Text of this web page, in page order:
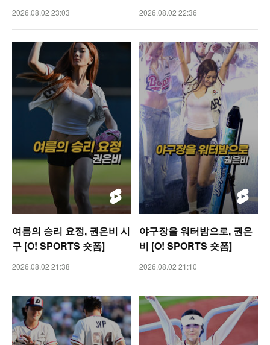
2026.08.02 23:03 2026.08.02 22:36
여름의 승리 요정, 권은비 시
구 [O! SPORTS 숏폼]
2026.08.02 21:38
야구장을 워터밤으로, 권은
비 [O! SPORTS 숏폼]
2026.08.02 21:10